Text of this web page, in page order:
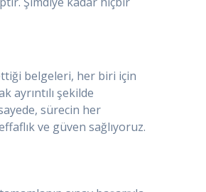
belgeleri, her biri için
ayrıntılı şekilde
sürecin her
ve güven sağlıyoruz.